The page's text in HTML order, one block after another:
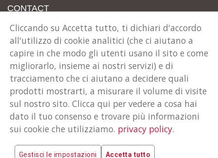
CONTACT
Notre Adresse
Via T. Claudio 41 Cles (TN) Italie
Téléphone
+39 0463 600024
E-Mail
info@rent-all.it
COPYRIGHT © 2026 TECNOSOFT INFORMATICA S.R.L.
PI: 01538030220
Cliccando su Accetta tutto, ti dichiari d'accordo
all'utilizzo di cookie analitici (che ci aiutano a
capire in che modo gli utenti usano il sito e come
migliorarlo, insieme ai nostri servizi) e di
tracciamento che ci aiutano a decidere quali
prodotti mostrarti, a misurare il volume di visite
sul nostro sito. Clicca qui per vedere a cosa hai
dato il tuo consenso e trovare più informazioni
sui cookie che utilizziamo. privacy policy.
Gestisci le impostazioni Accetta tutto